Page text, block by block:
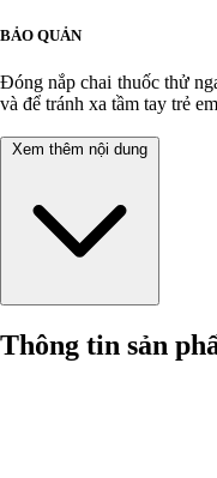
BẢO QUẢN
Đóng nắp chai thuốc thử
và để tránh xa tầm tay trẻ
Xem thêm nội dung
Thông tin sản